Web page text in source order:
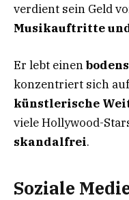
verdient sein Geld
Musikauftritte
Er lebt einen
konzentriert sich
künstlerische
viele Hollywood-
skandalfrei.
Soziale